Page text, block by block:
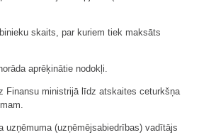
skaits, par kuriem tiek maksāts
aprēķinātie nodokļi.
Finansu ministrijā līdz atskaites ceturkšņa
uzņēmuma (uzņēmējsabiedrības) vadītājs